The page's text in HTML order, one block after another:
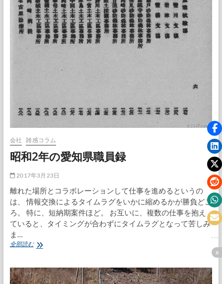
い
シ
ー
ズ
を
会社 雑感コラム
昭和2年の愛知県職員録
2017年3月23日
離れた場所とコラボレーションして仕事を進めるというの
は、 情報交換によるタイムラグをいかに縮めるかが勝負どこ
ろ。 特に、短納期案件ほど。 お互いに、複数の仕事を抱え
ていると、タイミングが合わずにタイムラグとなって苦しみ
ま…
全部読む昭
年
の